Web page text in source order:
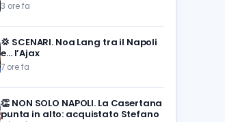
3 ore fa
💢 SCENARI. Noa Lang tra il Napoli
e… l’Ajax
7 ore fa
👏 NON SOLO NAPOLI. La Casertana
punta in alto: acquistato Stefano